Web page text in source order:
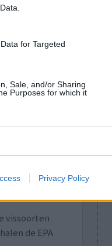
for Targeted
Sale, and/or Sharing
Purposes for which it
Privacy Policy
een
NOS Nieuwsuur
in 's
effect bleek
supplementen
3? Omega
alfa-
vissoorten
de EPA